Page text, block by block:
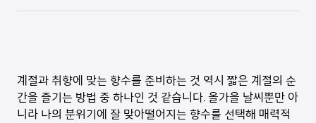
계절과 취향에 맞는 향수를 준비하는 것 역시 짧은 계절의 순
간을 즐기는 방법 중 하나인 것 같습니다. 올가을 날씨뿐만 아
니라 나의 분위기에 잘 맞아떨어지는 향수를 선택해 매력적